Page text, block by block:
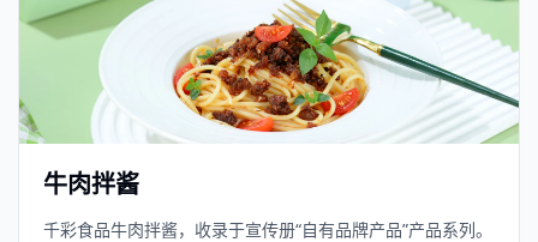
牛肉拌酱
千彩食品牛肉拌酱，收录于宣传册“自有品牌产品”产品系列。